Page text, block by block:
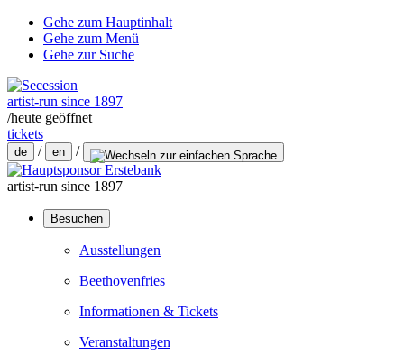
Gehe zum Hauptinhalt
Gehe zum Menü
Gehe zur Suche
artist-run since 1897
/heute geöffnet
tickets
de / en /
artist-run since 1897
Besuchen
Ausstellungen
Beethovenfries
Informationen & Tickets
Veranstaltungen